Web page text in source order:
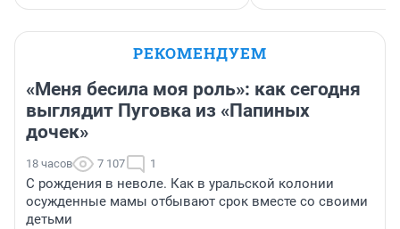
РЕКОМЕНДУЕМ
«Меня бесила моя роль»: как сегодня
выглядит Пуговка из «Папиных
дочек»
18 часов 7 107 1
С рождения в неволе. Как в уральской колонии
осужденные мамы отбывают срок вместе со своими
детьми